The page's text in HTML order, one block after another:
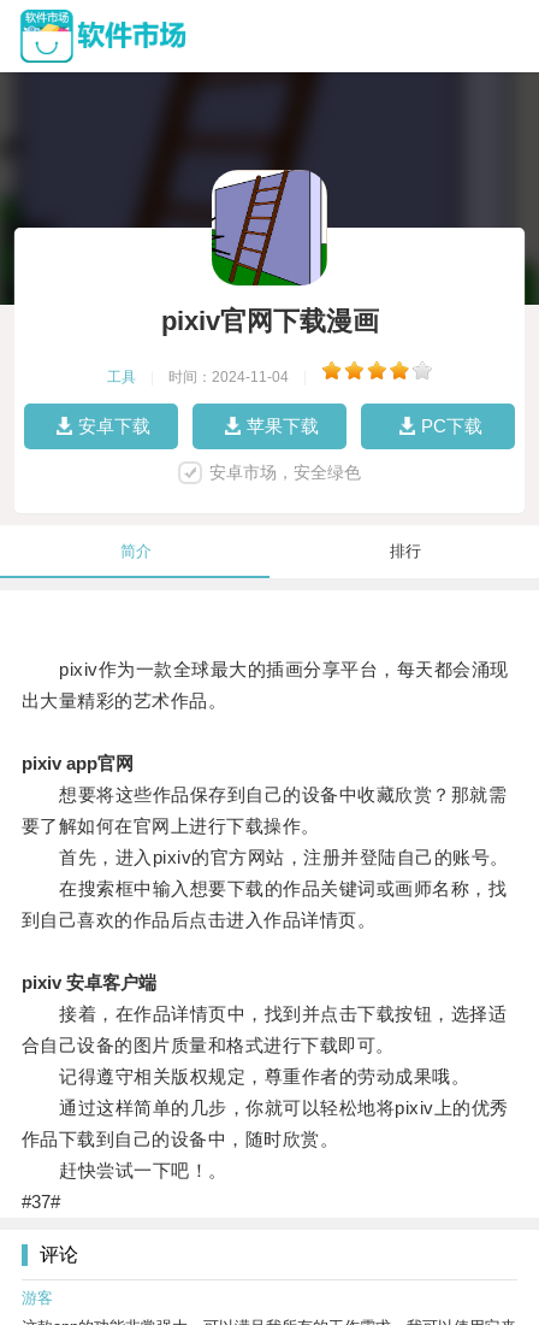
pixiv官网下载漫画
工具 时间：2024-11-04
安卓下载 苹果下载 PC下载
安卓市场，安全绿色
简介 排行
pixiv作为一款全球最大的插画分享平台，每天都会涌现
出大量精彩的艺术作品。
pixiv app官网
想要将这些作品保存到自己的设备中收藏欣赏？那就需
要了解如何在官网上进行下载操作。
首先，进入pixiv的官方网站，注册并登陆自己的账号。
在搜索框中输入想要下载的作品关键词或画师名称，找
到自己喜欢的作品后点击进入作品详情页。
pixiv 安卓客户端
接着，在作品详情页中，找到并点击下载按钮，选择适
合自己设备的图片质量和格式进行下载即可。
记得遵守相关版权规定，尊重作者的劳动成果哦。
通过这样简单的几步，你就可以轻松地将pixiv上的优秀
作品下载到自己的设备中，随时欣赏。
赶快尝试一下吧！。
#37#
评论
游客